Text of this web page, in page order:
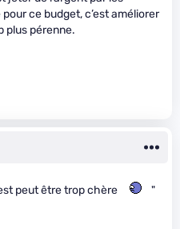
ce budget, c’est améliorer
plus pérenne.
peut être trop chère
"